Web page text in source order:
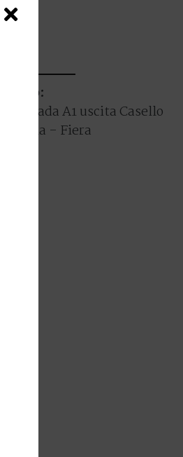
In Auto:
Autostrada A1 uscita Casello
di Parma - Fiera